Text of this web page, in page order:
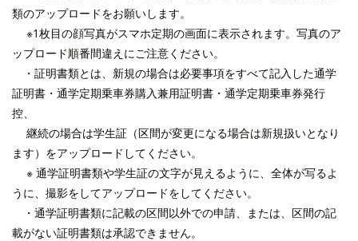
類のアップロードをお願いします。
※1枚目の顔写真がスマホ定期の画面に表示されます。写真のア
ップロード順番間違えにご注意ください。
・証明書類とは、 新規の場合は必要事項をすべて記入した通学
証明書・通学定期乗車券購入兼用証明書・通学定期乗車券発行
控、
継続の場合は学生証 （区間が変更になる場合は新規扱いとなり
ます）をアップロードしてください。
※ 通学証明書類や学生証の文字が見えるように、全体が写るよ
うに、撮影をしてアップロードをしてください。
・通学証明書類に記載の区間以外での申請、または、区間の記
載がない証明書類は承認できません。